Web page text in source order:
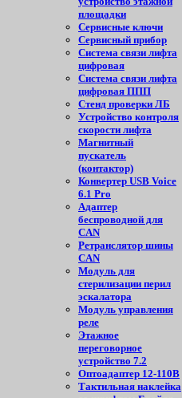
площадки
Сервисные ключи
Сервисный прибор
Система связи лифта
цифровая
Система связи лифта
цифровая ППП
Стенд проверки ЛБ
Устройство контроля
скорости лифта
Магнитный
пускатель
(контактор)
Конвертер USB Voice
6.1 Pro
Адаптер
беспроводной для
CAN
Ретранслятор шины
CAN
Модуль для
стерилизации перил
эскалатора
Модуль управления
реле
Этажное
переговорное
устройство 7.2
Оптоадаптер 12-110В
Тактильная наклейка